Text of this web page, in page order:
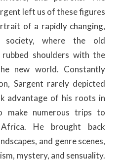
left us of these figures
of a rapidly changing,
society, where the old
rubbed shoulders with the
new world. Constantly
Sargent rarely depicted
advantage of his roots in
make numerous trips to
He brought back
and genre scenes,
mystery, and sensuality.